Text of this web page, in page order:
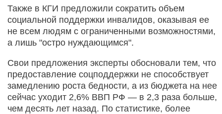
Также в КГИ предложили сократить объем
социальной поддержки инвалидов, оказывая ее
не всем людям с ограниченными возможностями,
а лишь "остро нуждающимся".
Свои предложения эксперты обосновали тем, что
предоставление соцподдержки не способствует
замедлению роста бедности, а из бюджета на нее
сейчас уходит 2,6% ВВП РФ — в 2,3 раза больше,
чем десять лет назад. По статистике, более